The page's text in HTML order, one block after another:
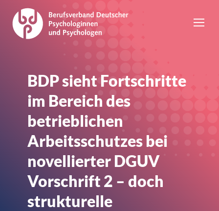
BDP sieht Fortschritte
im Bereich des
betrieblichen
Arbeitsschutzes bei
novellierter DGUV
Vorschrift 2 – doch
strukturelle